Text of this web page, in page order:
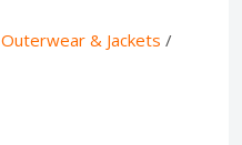
Outerwear & Jackets /